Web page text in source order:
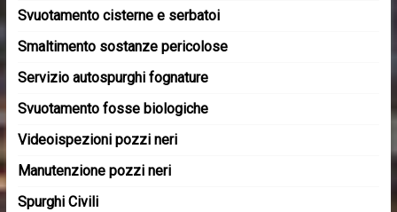
Svuotamento cisterne e serbatoi
Smaltimento sostanze pericolose
Servizio autospurghi fognature
Svuotamento fosse biologiche
Videoispezioni pozzi neri
Manutenzione pozzi neri
Spurghi Civili